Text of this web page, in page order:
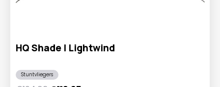
HQ Shade | Lightwind
Stuntvliegers